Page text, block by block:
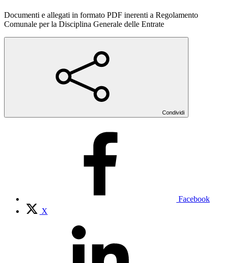
Documenti e allegati in formato PDF inerenti a Regolamento
Comunale per la Disciplina Generale delle Entrate
Condividi
Facebook
X